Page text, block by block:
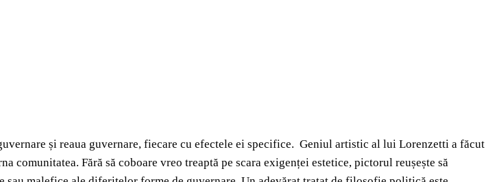
și reaua guvernare, fiecare cu efectele ei specifice. Geniul artistic al lui Lorenzetti a făcut
Fără să coboare vreo treaptă pe scara exigenței estetice, pictorul reușește să